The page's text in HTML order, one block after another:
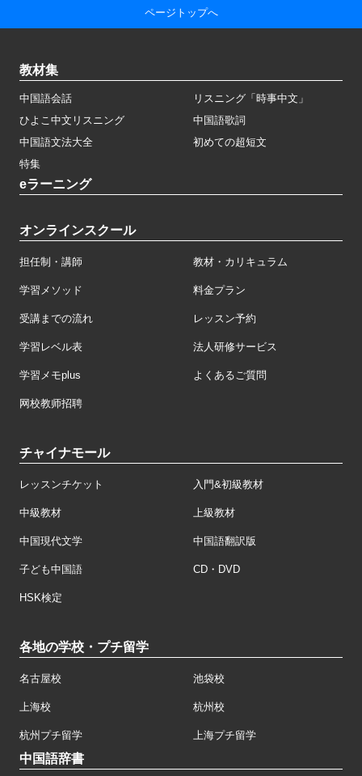
ページトップへ
教材集
中国語会話
リスニング「時事中文」
ひよこ中文リスニング
中国語歌詞
中国語文法大全
初めての超短文
特集
eラーニング
オンラインスクール
担任制・講師 教材・カリキュラム
学習メソッド 料金プラン
受講までの流れ レッスン予約
学習レベル表 法人研修サービス
学習メモplus よくあるご質問
网校教师招聘
チャイナモール
レッスンチケット 入門&初級教材
中級教材 上級教材
中国現代文学 中国語翻訳版
子ども中国語 CD・DVD
HSK検定
各地の学校・プチ留学
名古屋校 池袋校
上海校 杭州校
杭州プチ留学 上海プチ留学
中国語辞書